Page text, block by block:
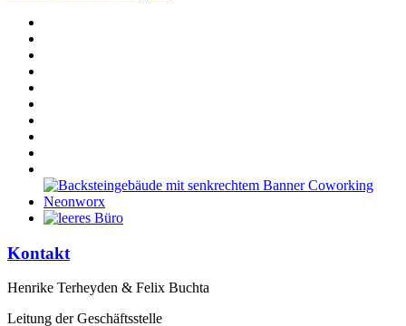
Kontakt
Henrike Terheyden & Felix Buchta
Leitung der Geschäftsstelle